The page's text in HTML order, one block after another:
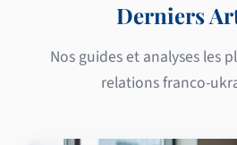
Derniers
Nos guides et analyses les
relations franco-